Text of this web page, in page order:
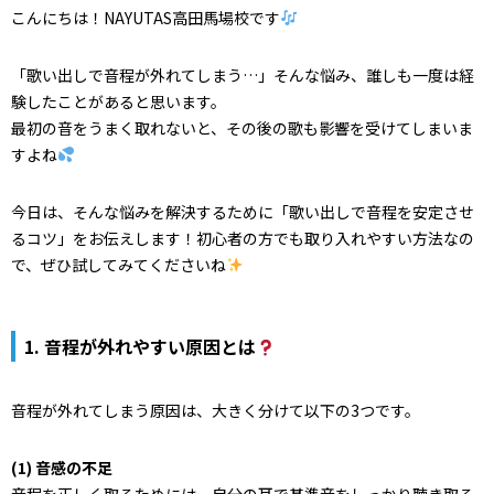
こんにちは！NAYUTAS高田馬場校です
「歌い出しで音程が外れてしまう…」そんな悩み、誰しも一度は経
験したことがあると思います。
最初の音をうまく取れないと、その後の歌も影響を受けてしまいま
すよね
今日は、そんな悩みを解決するために「歌い出しで音程を安定させ
るコツ」をお伝えします！初心者の方でも取り入れやすい方法なの
で、ぜひ試してみてくださいね
1. 音程が外れやすい原因とは
音程が外れてしまう原因は、大きく分けて以下の3つです。
(1) 音感の不足